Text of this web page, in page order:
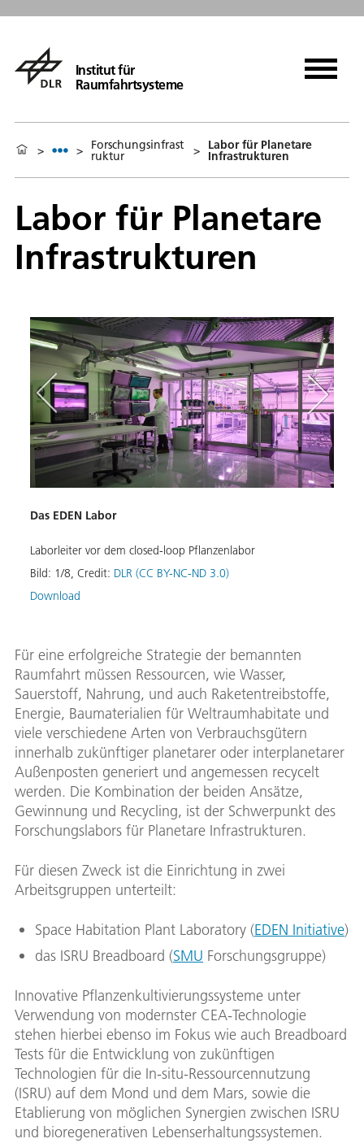
Institut für
Raumfahrtsysteme
> > Forschungsinfrast
ruktur > Labor für Planetare
Infrastrukturen
Labor für Planetare
Infrastrukturen
Das EDEN Labor
Laborleiter vor dem closed-loop Pflanzenlabor
Bild: 1/8, Credit: DLR (CC BY-NC-ND 3.0)
Download
Für eine erfolgreiche Strategie der bemannten
Raumfahrt müssen Ressourcen, wie Wasser,
Sauerstoff, Nahrung, und auch Raketentreibstoffe,
Energie, Baumaterialien für Weltraumhabitate und
viele verschiedene Arten von Verbrauchsgütern
innerhalb zukünftiger planetarer oder interplanetarer
Außenposten generiert und angemessen recycelt
werden. Die Kombination der beiden Ansätze,
Gewinnung und Recycling, ist der Schwerpunkt des
Forschungslabors für Planetare Infrastrukturen.
Für diesen Zweck ist die Einrichtung in zwei
Arbeitsgruppen unterteilt:
Space Habitation Plant Laboratory (EDEN Initiative)
das ISRU Breadboard (SMU Forschungsgruppe)
Innovative Pflanzenkultivierungssysteme unter
Verwendung von modernster CEA-Technologie
stehen hierbei ebenso im Fokus wie auch Breadboard
Tests für die Entwicklung von zukünftigen
Technologien für die In-situ-Ressourcennutzung
(ISRU) auf dem Mond und dem Mars, sowie die
Etablierung von möglichen Synergien zwischen ISRU
und bioregenerativen Lebenserhaltungssystemen.